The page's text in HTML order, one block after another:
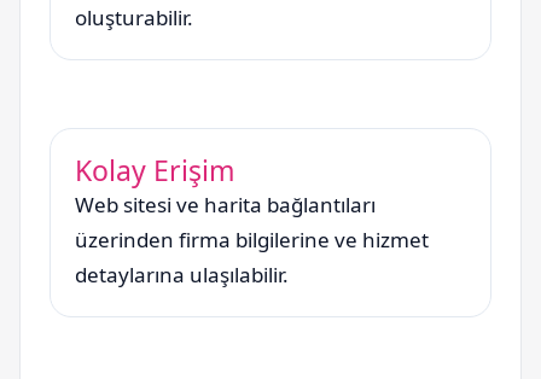
oluşturabilir.
Kolay Erişim
Web sitesi ve harita bağlantıları
üzerinden firma bilgilerine ve hizmet
detaylarına ulaşılabilir.